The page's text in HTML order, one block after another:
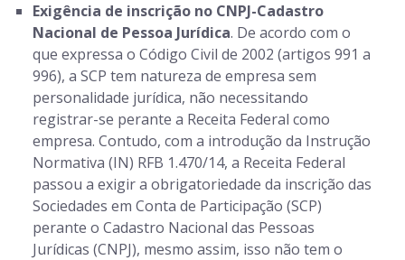
Exigência de inscrição no CNPJ-Cadastro
Nacional de Pessoa Jurídica. De acordo com o
que expressa o Código Civil de 2002 (artigos 991 a
996), a SCP tem natureza de empresa sem
personalidade jurídica, não necessitando
registrar-se perante a Receita Federal como
empresa. Contudo, com a introdução da Instrução
Normativa (IN) RFB 1.470/14, a Receita Federal
passou a exigir a obrigatoriedade da inscrição das
Sociedades em Conta de Participação (SCP)
perante o Cadastro Nacional das Pessoas
Jurídicas (CNPJ), mesmo assim, isso não tem o